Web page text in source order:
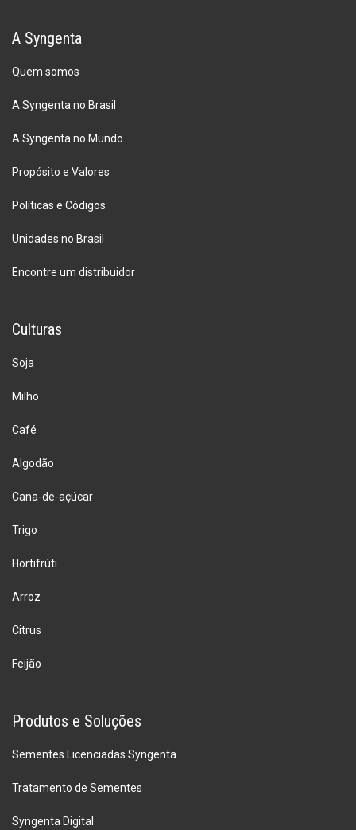
A Syngenta
Quem somos
A Syngenta no Brasil
A Syngenta no Mundo
Propósito e Valores
Políticas e Códigos
Unidades no Brasil
Encontre um distribuidor
Culturas
Soja
Milho
Café
Algodão
Cana-de-açúcar
Trigo
Hortifrúti
Arroz
Citrus
Feijão
Produtos e Soluções
Sementes Licenciadas Syngenta
Tratamento de Sementes
Syngenta Digital